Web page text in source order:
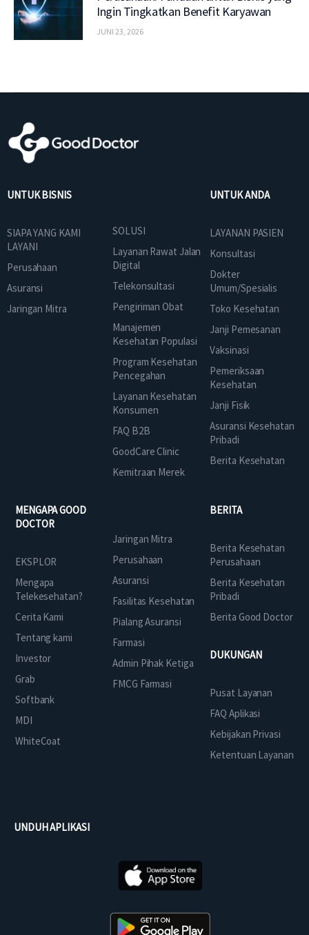
Ingin Tingkatkan Benefit Karyawan
JUNI 23, 2026
UNTUK BISNIS
SIAPA YANG KAMI
LAYANI
Perusahaan
Asuransi
Jaringan Mitra
SOLUSI
Layanan Rawat Jalan
Digital
Telekonsultasi
Pengiriman Obat
Manajemen
Kesehatan Populasi
Program Kesehatan
Pencegahan
Layanan Kesehatan
Konsumen
FAQ B2B
GoodCare Clinic
Kemitraan Merek
UNTUK ANDA
LAYANAN PASIEN
Konsultasi
Dokter
Umum/Spesialis
Toko Kesehatan
Janji Pemesanan
Vaksinasi
Pemeriksaan
Kesehatan
Janji Fisik
Asuransi Kesehatan
Pribadi
Berita Kesehatan
MENGAPA GOOD
DOCTOR
EKSPLOR
Mengapa
Telekesehatan?
Cerita Kami
Tentang kami
Investor
Grab
Softbank
MDI
WhiteCoat
Jaringan Mitra
Perusahaan
Asuransi
Fasilitas Kesehatan
Pialang Asuransi
Farmasi
Admin Pihak Ketiga
FMCG Farmasi
BERITA
Berita Kesehatan
Perusahaan
Berita Kesehatan
Pribadi
Berita Good Doctor
DUKUNGAN
Pusat Layanan
FAQ Aplikasi
Kebijakan Privasi
Ketentuan Layanan
UNDUH APLIKASI